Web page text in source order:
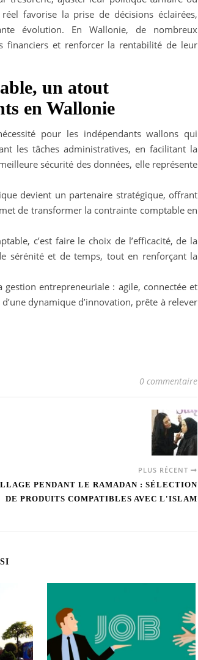
favorise la prise de décisions éclairées,
évolution. En Wallonie, de nombreux
financiers et renforcer la rentabilité de leur
un atout
en Wallonie
pour les indépendants wallons qui
les tâches administratives, en facilitant la
sécurité des données, elle représente
devient un partenaire stratégique, offrant
de transformer la contrainte comptable en
c’est faire le choix de l’efficacité, de la
sérénité et de temps, tout en renforçant la
entrepreneuriale : agile, connectée et
dynamique d’innovation, prête à relever
0 commentaire
PLUS RÉCENT
PENDANT LE RAMADAN : SÉLECTION
DE PRODUITS COMPATIBLES AVEC L'ISLAM